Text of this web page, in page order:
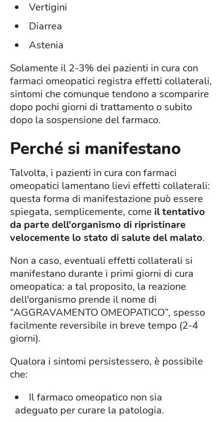
Vertigini
Diarrea
Astenia
Solamente il 2-3% dei pazienti in cura con
farmaci omeopatici registra effetti collaterali,
sintomi che comunque tendono a scomparire
dopo pochi giorni di trattamento o subito
dopo la sospensione del farmaco.
Perché si manifestano
Talvolta, i pazienti in cura con farmaci
omeopatici lamentano lievi effetti collaterali:
questa forma di manifestazione può essere
spiegata, semplicemente, come il tentativo
da parte dell'organismo di ripristinare
velocemente lo stato di salute del malato.
Non a caso, eventuali effetti collaterali si
manifestano durante i primi giorni di cura
omeopatica: a tal proposito, la reazione
dell'organismo prende il nome di
“AGGRAVAMENTO OMEOPATICO”, spesso
facilmente reversibile in breve tempo (2-4
giorni).
Qualora i sintomi persistessero, è possibile
che:
Il farmaco omeopatico non sia
adeguato per curare la patologia.